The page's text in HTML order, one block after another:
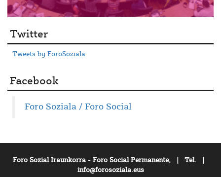
Twitter
Tweets by ForoSoziala
Facebook
Foro Soziala / Foro Social
Foro Sozial Iraunkorra - Foro Social Permanente, | Tel. |
info@forosoziala.eus